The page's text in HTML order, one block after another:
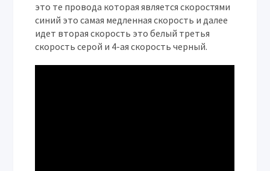
это те провода которая является скоростями
синий это самая медленная скорость и далее
идет вторая скорость это белый третья
скорость серой и 4-ая скорость черный.